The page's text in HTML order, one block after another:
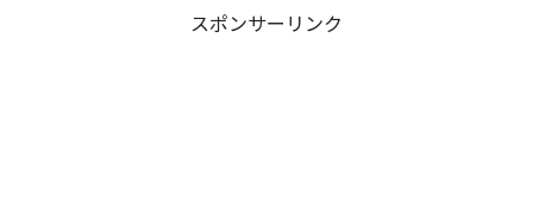
スポンサーリンク